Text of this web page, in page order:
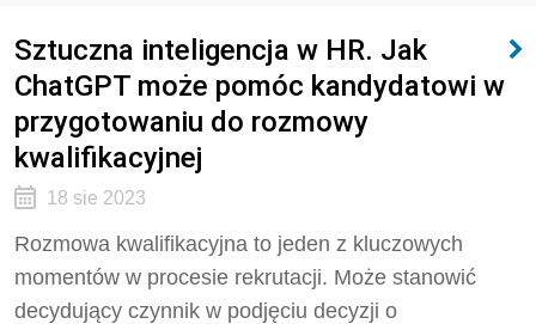
Sztuczna inteligencja w HR. Jak
ChatGPT może pomóc kandydatowi w
przygotowaniu do rozmowy
kwalifikacyjnej
18 sie 2023
Rozmowa kwalifikacyjna to jeden z kluczowych
momentów w procesie rekrutacji. Może stanowić
decydujący czynnik w podjęciu decyzji o